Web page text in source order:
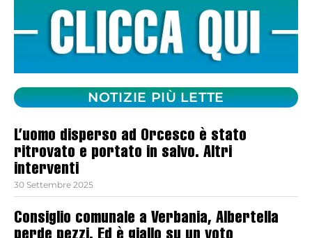
NOTIZIE PIÙ LETTE
L’uomo disperso ad Orcesco è stato
ritrovato e portato in salvo. Altri
interventi
30 Settembre 2025
Consiglio comunale a Verbania, Albertella